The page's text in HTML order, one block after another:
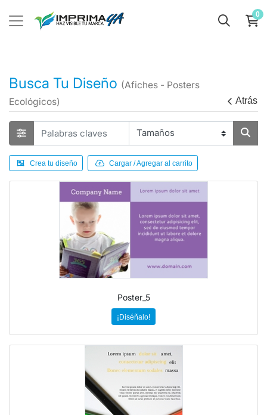
0
Busca Tu Diseño (Afiches - Posters
Ecológicos)
Atrás
Crea tu diseño Cargar / Agregar al carrito
Poster_5
¡Diséñalo!